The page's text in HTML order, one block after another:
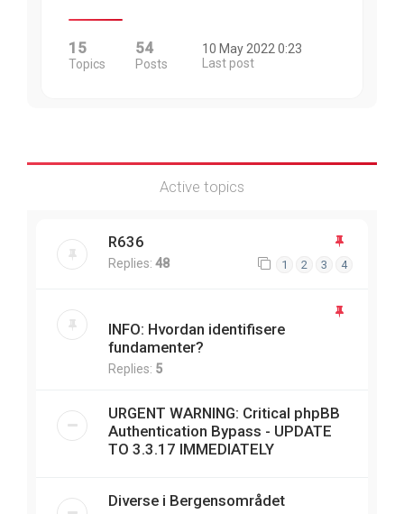
15
Topics
54
Posts
10 May 2022 0:23
Last post
Active topics
R636
Replies: 48 1 2 3 4
INFO: Hvordan identifisere
fundamenter?
Replies: 5
URGENT WARNING: Critical phpBB
Authentication Bypass - UPDATE
TO 3.3.17 IMMEDIATELY
Diverse i Bergensområdet